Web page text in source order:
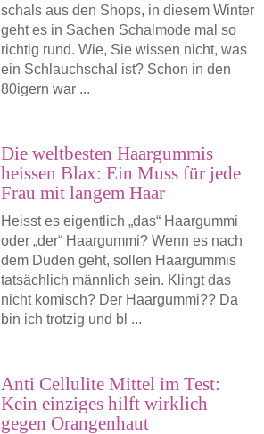
schals aus den Shops, in diesem Winter
geht es in Sachen Schalmode mal so
richtig rund. Wie, Sie wissen nicht, was
ein Schlauchschal ist? Schon in den
80igern war ...
Die weltbesten Haargummis
heissen Blax: Ein Muss für jede
Frau mit langem Haar
Heisst es eigentlich „das“ Haargummi
oder „der“ Haargummi? Wenn es nach
dem Duden geht, sollen Haargummis
tatsächlich männlich sein. Klingt das
nicht komisch? Der Haargummi?? Da
bin ich trotzig und bl ...
Anti Cellulite Mittel im Test:
Kein einziges hilft wirklich
gegen Orangenhaut